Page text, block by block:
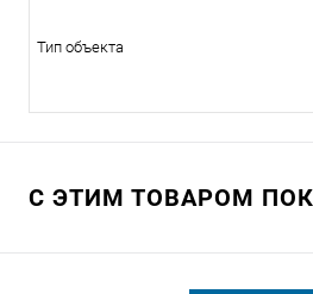
Тип объекта
С ЭТИМ ТОВАРОМ